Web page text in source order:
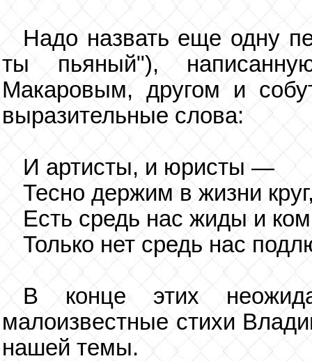
Надо назвать еще одну
ты пьяный"),
Макаровым, другом и
выразительные слова:
И артисты, и юристы —
Тесно держим в жизни
Есть средь нас жиды и
Только нет средь нас
В конце этих
малоизвестные стихи
нашей темы.